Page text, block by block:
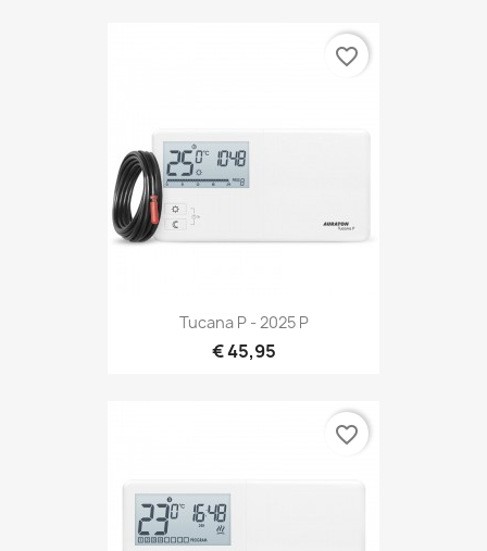
Tucana P - 2025 P
€ 45,95
favorite_border
favorite_border